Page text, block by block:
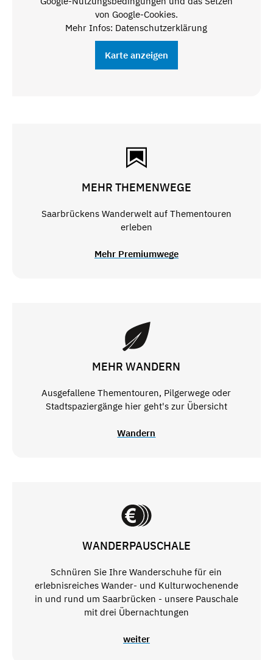
von Google-Cookies.
Mehr Infos: Datenschutzerklärung
Karte anzeigen
MEHR THEMENWEGE
Saarbrückens Wanderwelt auf Thementouren
erleben
Mehr Premiumwege
MEHR WANDERN
Ausgefallene Thementouren, Pilgerwege oder
Stadtspaziergänge hier geht's zur Übersicht
Wandern
WANDERPAUSCHALE
Schnüren Sie Ihre Wanderschuhe für ein
erlebnisreiches Wander- und Kulturwochenende
in und rund um Saarbrücken - unsere Pauschale
mit drei Übernachtungen
weiter